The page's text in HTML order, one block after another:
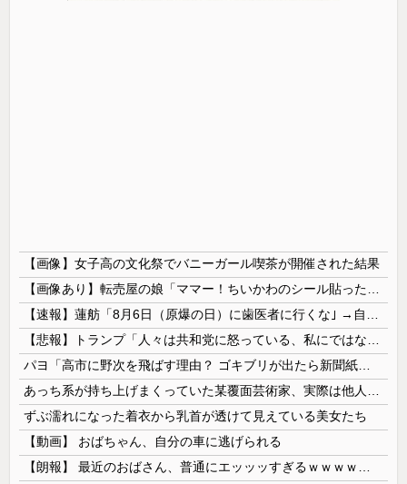
【画像】女子高の文化祭でバニーガール喫茶が開催された結果
ずぶ濡れになった着衣から乳首が透けて見えている美女たち
【動画】 おばちゃん、自分の車に逃げられる